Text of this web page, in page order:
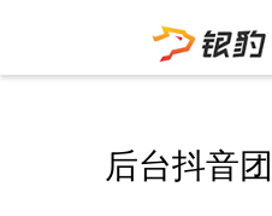
后台抖音